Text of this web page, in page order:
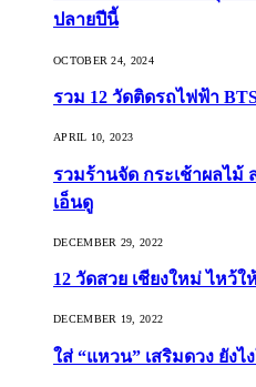
ปลายปีนี้
OCTOBER 24, 2024
รวม 12 วัดติดรถไฟฟ้า
APRIL 10, 2023
รวมร้านจัด กระเช้าผลไม้
เอ็นดู
DECEMBER 29, 2022
12 วัดสวย เชียงใหม่ ไหว้ใ
DECEMBER 19, 2022
ใส่ “แหวน” เสริมดวง ยังไ